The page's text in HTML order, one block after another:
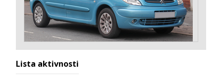
Lista aktivnosti